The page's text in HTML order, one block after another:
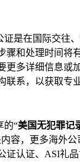
证是在国际交往
骤和处理时间将
更多详细信息或
联系，以获取专
的“美国无犯罪记
容，更多海外
证认证、 ASI礼品